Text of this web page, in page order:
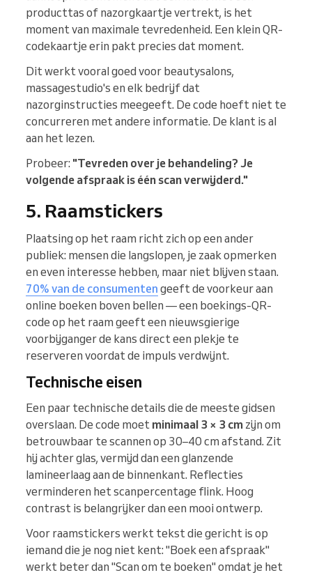
producttas of nazorgkaartje vertrekt, is het
moment van maximale tevredenheid. Een klein QR-
codekaartje erin pakt precies dat moment.
Dit werkt vooral goed voor beautysalons,
massagestudio's en elk bedrijf dat
nazorginstructies meegeeft. De code hoeft niet te
concurreren met andere informatie. De klant is al
aan het lezen.
Probeer: "Tevreden over je behandeling? Je
volgende afspraak is één scan verwijderd."
5. Raamstickers
Plaatsing op het raam richt zich op een ander
publiek: mensen die langslopen, je zaak opmerken
en even interesse hebben, maar niet blijven staan.
70% van de consumenten geeft de voorkeur aan
online boeken boven bellen — een boekings-QR-
code op het raam geeft een nieuwsgierige
voorbijganger de kans direct een plekje te
reserveren voordat de impuls verdwijnt.
Technische eisen
Een paar technische details die de meeste gidsen
overslaan. De code moet minimaal 3 × 3 cm zijn om
betrouwbaar te scannen op 30–40 cm afstand. Zit
hij achter glas, vermijd dan een glanzende
lamineerlaag aan de binnenkant. Reflecties
verminderen het scanpercentage flink. Hoog
contrast is belangrijker dan een mooi ontwerp.
Voor raamstickers werkt tekst die gericht is op
iemand die je nog niet kent: "Boek een afspraak"
werkt beter dan "Scan om te boeken" omdat je het